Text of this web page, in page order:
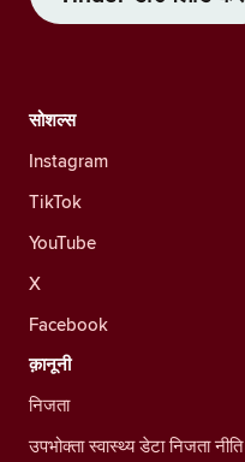
सोशल्स
Instagram
TikTok
YouTube
X
Facebook
क़ानूनी
निजता
उपभोक्ता स्वास्थ्य डेटा निजता नीति